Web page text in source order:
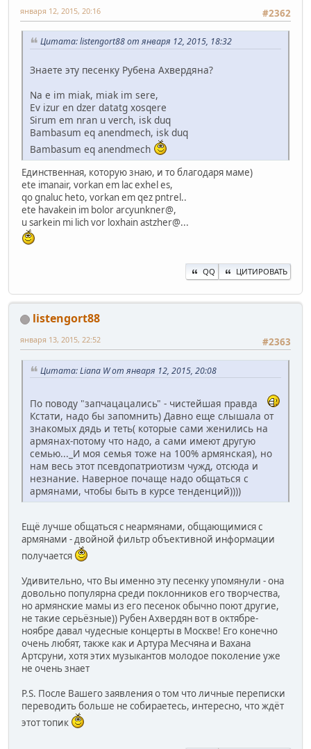
#2362
января 12, 2015, 20:16
Цитата: listengort88 от января 12, 2015, 18:32
Знаете эту песенку Рубена Ахвердяна?
Na e im miak, miak im sere,
Ev izur en dzer datatg xosqere
Sirum em nran u verch, isk duq
Bambasum eq anendmech, isk duq
Bambasum eq anendmech
Единственная, которую знаю, и то благодаря маме)
ete imanair, vorkan em lac exhel es,
qo gnaluc heto, vorkan em qez pntrel..
ete havakein im bolor arcyunkner@,
u sarkein mi lich vor loxhain astzher@...
QQ ЦИТИРОВАТЬ
listengort88
#2363
января 13, 2015, 22:52
Цитата: Liana W от января 12, 2015, 20:08
По поводу "запчацацались" - чистейшая правда
Кстати, надо бы запомнить) Давно еще слышала от
знакомых дядь и теть( которые сами женились на
армянах-потому что надо, а сами имеют другую
семью..._И моя семья тоже на 100% армянская), но
нам весь этот псевдопатриотизм чужд, отсюда и
незнание. Наверное почаще надо общаться с
армянами, чтобы быть в курсе тенденций))))
Ещё лучше общаться с неармянами, общающимися с
армянами - двойной фильтр объективной информации
получается
Удивительно, что Вы именно эту песенку упомянули - она
довольно популярна среди поклонников его творчества,
но армянские мамы из его песенок обычно поют другие,
не такие серьёзные)) Рубен Ахвердян вот в октябре-
ноябре давал чудесные концерты в Москве! Его конечно
очень любят, также как и Артура Месчяна и Вахана
Артсруни, хотя этих музыкантов молодое поколение уже
не очень знает
P.S. После Вашего заявления о том что личные переписки
переводить больше не собираетесь, интересно, что ждёт
этот топик